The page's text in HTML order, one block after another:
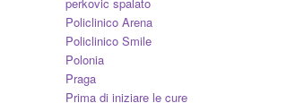
Policlinico Arena
Policlinico Smile
Polonia
Praga
Prima di iniziare le cure